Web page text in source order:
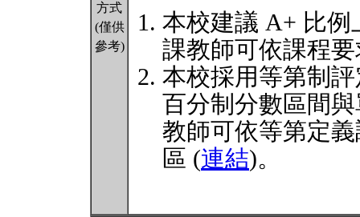
方式
(僅供
參考)
本校建議 A+ 比例
課教師可依課程
本校採用等第制
百分制分數區間
教師可依等第定
區 (連結)。